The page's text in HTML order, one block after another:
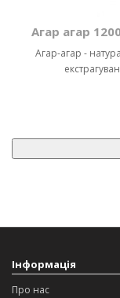
Агар агар
Агар-агар -
Інформація
Про нас